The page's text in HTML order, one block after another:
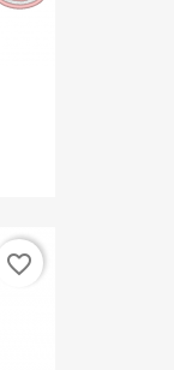
favorite_border